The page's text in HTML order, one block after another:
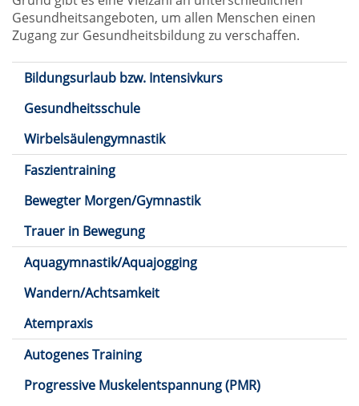
Gesundheitsangeboten, um allen Menschen einen
Zugang zur Gesundheitsbildung zu verschaffen.
Bildungsurlaub bzw. Intensivkurs
Gesundheitsschule
Wirbelsäulengymnastik
Faszientraining
Bewegter Morgen/Gymnastik
Trauer in Bewegung
Aquagymnastik/Aquajogging
Wandern/Achtsamkeit
Atempraxis
Autogenes Training
Progressive Muskelentspannung (PMR)